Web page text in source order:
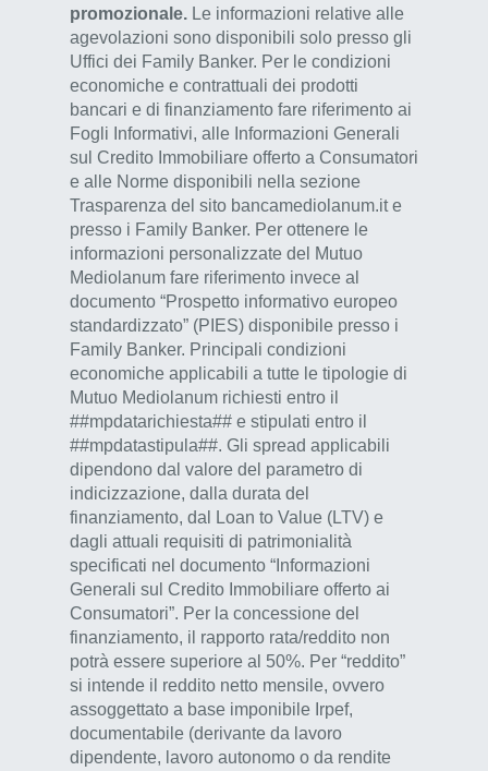
promozionale. Le informazioni relative alle
agevolazioni sono disponibili solo presso gli
Uffici dei Family Banker. Per le condizioni
economiche e contrattuali dei prodotti
bancari e di finanziamento fare riferimento ai
Fogli Informativi, alle Informazioni Generali
sul Credito Immobiliare offerto a Consumatori
e alle Norme disponibili nella sezione
Trasparenza del sito bancamediolanum.it e
presso i Family Banker. Per ottenere le
informazioni personalizzate del Mutuo
Mediolanum fare riferimento invece al
documento “Prospetto informativo europeo
standardizzato” (PIES) disponibile presso i
Family Banker. Principali condizioni
economiche applicabili a tutte le tipologie di
Mutuo Mediolanum richiesti entro il
##mpdatarichiesta## e stipulati entro il
##mpdatastipula##. Gli spread applicabili
dipendono dal valore del parametro di
indicizzazione, dalla durata del
finanziamento, dal Loan to Value (LTV) e
dagli attuali requisiti di patrimonialità
specificati nel documento “Informazioni
Generali sul Credito Immobiliare offerto ai
Consumatori”. Per la concessione del
finanziamento, il rapporto rata/reddito non
potrà essere superiore al 50%. Per “reddito”
si intende il reddito netto mensile, ovvero
assoggettato a base imponibile Irpef,
documentabile (derivante da lavoro
dipendente, lavoro autonomo o da rendite